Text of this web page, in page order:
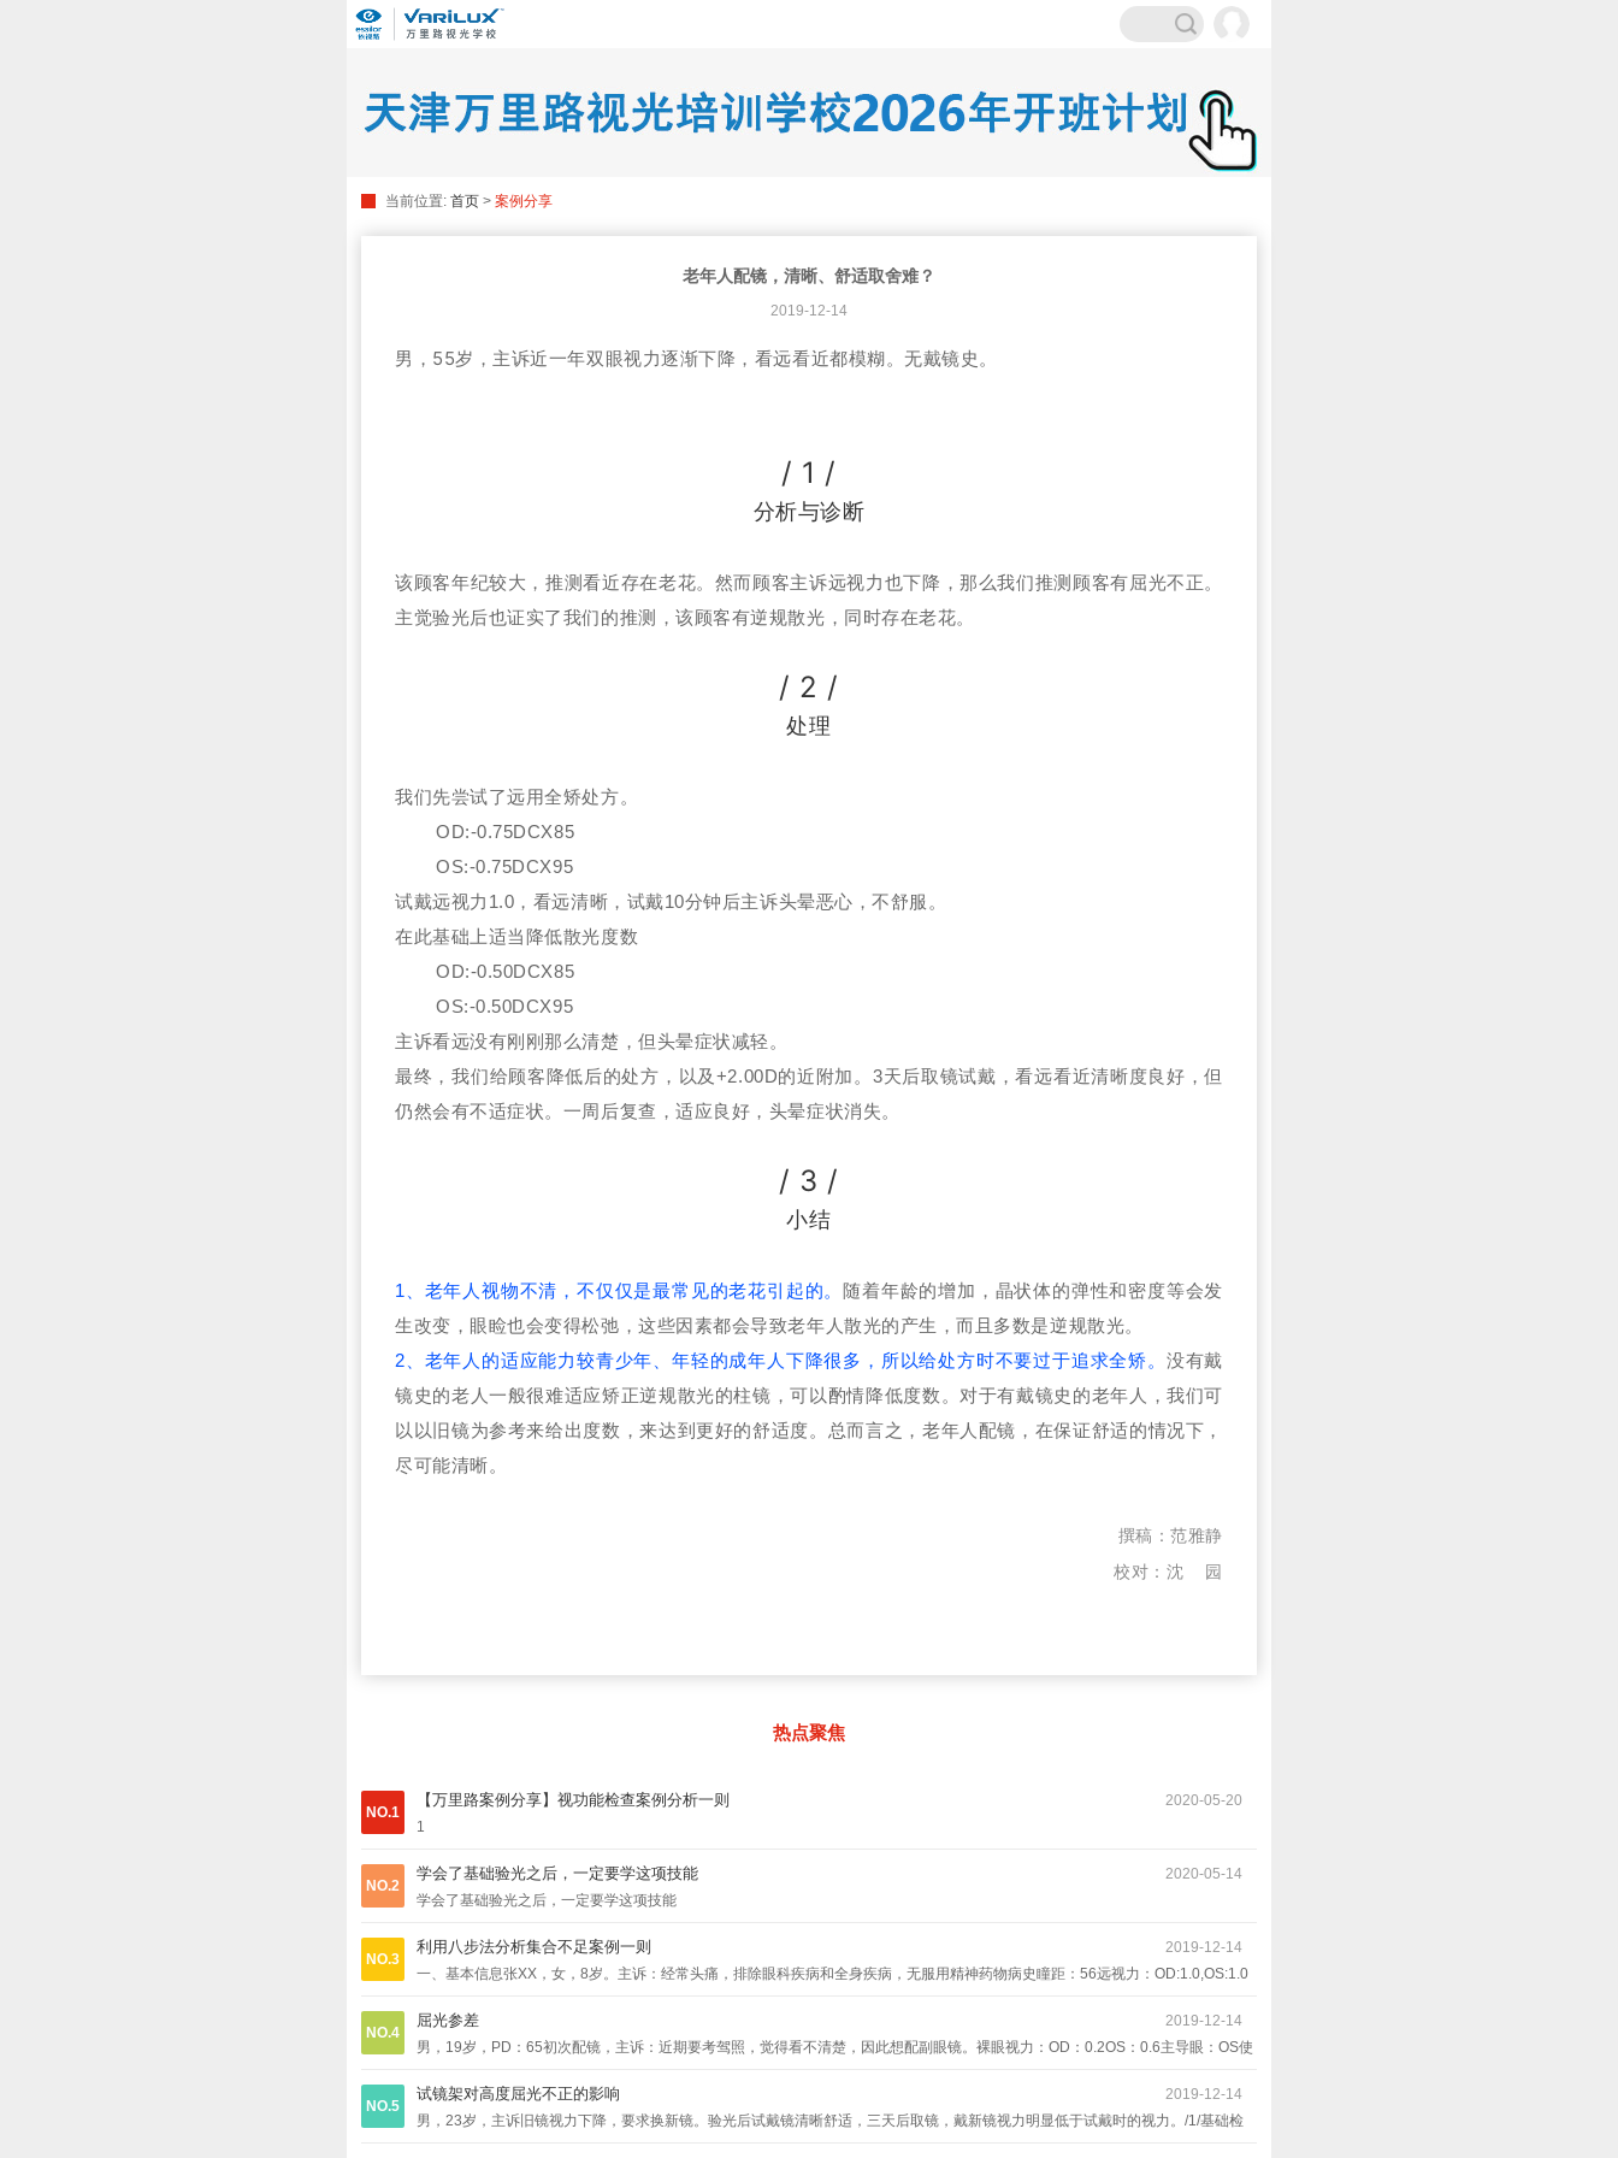
当前位置: 首页 > 案例分享
老年人配镜，清晰、舒适取舍难？
2019-12-14
男，55岁，主诉近一年双眼视力逐渐下降，看远看近都模糊。无戴镜史。
/ 1 /
分析与诊断
该顾客年纪较大，推测看近存在老花。然而顾客主诉远视力也下降，那么我们推测顾客有屈光不正。
主觉验光后也证实了我们的推测，该顾客有逆规散光，同时存在老花。
/ 2 /
处理
我们先尝试了远用全矫处方。
OD:-0.75DCX85
OS:-0.75DCX95
试戴远视力1.0，看远清晰，试戴10分钟后主诉头晕恶心，不舒服。
在此基础上适当降低散光度数
OD:-0.50DCX85
OS:-0.50DCX95
主诉看远没有刚刚那么清楚，但头晕症状减轻。
最终，我们给顾客降低后的处方，以及+2.00D的近附加。3天后取镜试戴，看远看近清晰度良好，但
仍然会有不适症状。一周后复查，适应良好，头晕症状消失。
/ 3 /
小结
1、 老年人视物不清，不仅仅是最常见的老花引起的。 随着年龄的增加，晶状体的弹性和密度等会发
生改变，眼睑也会变得松弛，这些因素都会导致老年人散光的产生，而且多数是逆规散光。
2、老年人的适应能力较青少年、年轻的成年人下降很多，所以给处方时不要过于追求全矫。 没有戴
镜史的老人一般很难适应矫正逆规散光的柱镜，可以酌情降低度数。对于有戴镜史的老年人，我们可
以以旧镜为参考来给出度数，来达到更好的舒适度。总而言之，老年人配镜，在保证舒适的情况下，
尽可能清晰。
撰稿：范雅静
校对：沈 园
热点聚焦
NO.1
【万里路案例分享】视功能检查案例分析一则
1
2020-05-20
NO.2
学会了基础验光之后，一定要学这项技能
学会了基础验光之后，一定要学这项技能
2020-05-14
NO.3
利用八步法分析集合不足案例一则
一、基本信息张XX，女，8岁。主诉：经常头痛，排除眼科疾病和全身疾病，无服用精神药物病史瞳距：56远视力：OD:1.0,OS:1.0
OD22.77mmOS22.48mm角膜曲率：OD42.45/43.32DOS42.83/43.44D远眼位：8BI近眼位：16BI梯度性AC/A：无法测出Worth4-
（翻转拍）OD：0cpm（+）OS：0cpm（+）OU：0cpm（+）NPC：大于11cm二、分析通过检查，有轻度远视，我们参考顾客年
龄发现，轻度的远视对于8岁的孩子不应引起非常严重的疲劳问题，因而我们进一步检查其视功能情况。结合视功能检查结果和八步
2019-12-14
NO.4
屈光参差
男，19岁，PD：65初次配镜，主诉：近期要考驾照，觉得看不清楚，因此想配副眼镜。裸眼视力：OD：0.2OS：0.6主导眼：OS使
光师帮忙复验。验光师复验：OD：-4.00-1.00X180OS：-1.00-1.50X175思考问题一：两次检查轴位相差很多，以哪个为准？问题
2019-12-14
NO.5
试镜架对高度屈光不正的影响
男，23岁，主诉旧镜视力下降，要求换新镜。验光后试戴镜清晰舒适，三天后取镜，戴新镜视力明显低于试戴时的视力。/1/基础检
2019-12-14